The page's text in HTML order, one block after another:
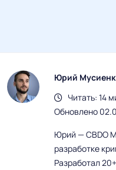
Юрий
Читать: 14
Обновлено
Юрий — CBDO
разработке
Разработал